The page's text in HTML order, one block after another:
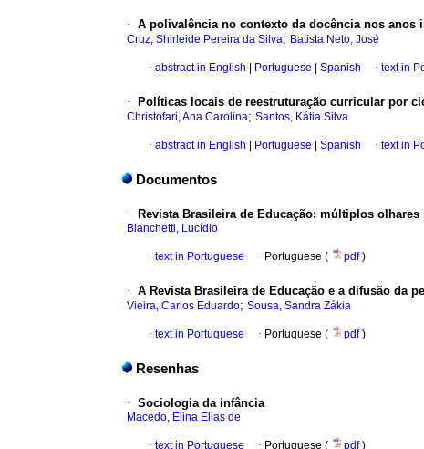
· A polivalência no contexto da docência nos
Cruz, Shirleide Pereira da Silva; Batista Neto, José
· abstract in English Portuguese Spanish · text in
· Políticas locais de reestruturação curricular por
Christofari, Ana Carolina; Santos, Kátia Silva
· abstract in English Portuguese Spanish · text in
Documentos
· Revista Brasileira de Educação: múltiplos
Bianchetti, Lucídio
· text in Portuguese · Portuguese ( pdf)
· A Revista Brasileira de Educação e a difusão da
Vieira, Carlos Eduardo; Sousa, Sandra Zákia
· text in Portuguese · Portuguese ( pdf)
Resenhas
· Sociologia da infância
Macedo, Elina Elias de
· text in Portuguese · Portuguese ( pdf)